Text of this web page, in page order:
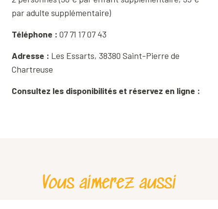
par adulte supplémentaire)
Téléphone : 07 71 17 07 43
Adresse : Les Essarts, 38380 Saint-Pierre de
Chartreuse
Consultez les disponibilités et réservez en ligne :
Vous aimerez aussi